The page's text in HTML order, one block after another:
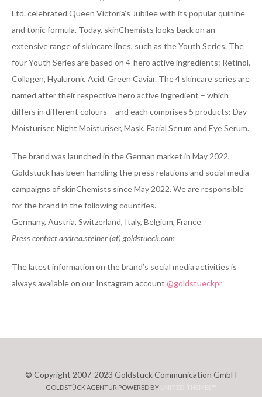
Ltd. celebrated Queen Victoria’s Jubilee with its popular quinine
and tonic formula. Today, skinChemists looks back on an
extensive range of skincare lines, such as the Youth Series. The
four Youth Series are based on 4-hero active ingredients: Retinol,
Collagen, Hyaluronic Acid, Green Caviar. The 4 skincare series are
named after their respective hero active ingredient – which
differs in different colours – and each comprises 5 products: Day
Moisturiser, Night Moisturiser, Mask, Facial Serum and Eye Serum.
The brand was launched in the German market in May 2022,
Goldstück has been handling the press relations and social media
campaigns of skinChemists since May 2022. We are responsible
for the brand in the following countries.
Germany, Austria, Switzerland, Italy, Belgium, France
Press contact andrea.steiner (at) goldstueck.com
The latest information on the brand’s social media activities is
always available on our Instagram account @goldstueckpr
© Copyright 2007-2023 Goldstück Communication GmbH
GOLDSTÜCK AGENTUR POWERED BY